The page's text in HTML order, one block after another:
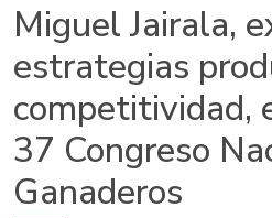
Miguel Jairala,
estrategias
competitividad,
37 Congreso
Ganaderos